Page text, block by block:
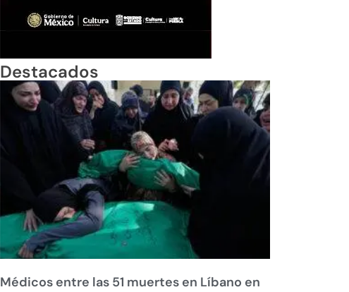
Destacados
Médicos entre las 51 muertes en Líbano en